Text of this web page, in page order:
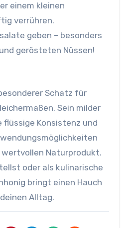
einem kleinen
verrühren.
geben – besonders
gerösteten Nüssen!
Schatz für
Sein milder
flüssige Konsistenz und
wertvollen Naturprodukt.
oder als kulinarische
bringt einen Hauch
Alltag.